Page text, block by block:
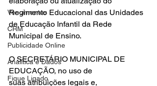
Vencimentos
CRM
Publicidade Online
Analítica e Dados
Fique Ligado
Regimento Educacional das Unidades
de Educação Infantil da Rede
Municipal de Ensino.
O SECRETÁRIO MUNICIPAL DE
EDUCAÇÃO, no uso de
suas atribuições legais e,